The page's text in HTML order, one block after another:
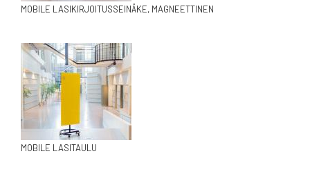
MOBILE LASIKIRJOITUSSEINÄKE, MAGNEETTINEN
MOBILE LASITAULU